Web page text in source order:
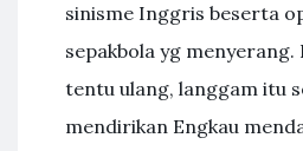
sinisme Inggris beserta
sepakbola yg menyerang.
tentu ulang, langgam itu
mendirikan Engkau